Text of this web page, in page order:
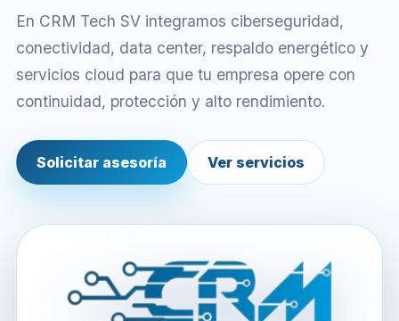
En CRM Tech SV integramos ciberseguridad,
conectividad, data center, respaldo energético y
servicios cloud para que tu empresa opere con
continuidad, protección y alto rendimiento.
Solicitar asesoría Ver servicios